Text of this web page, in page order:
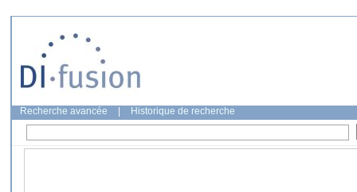
Recherche avancée Historique de recherche